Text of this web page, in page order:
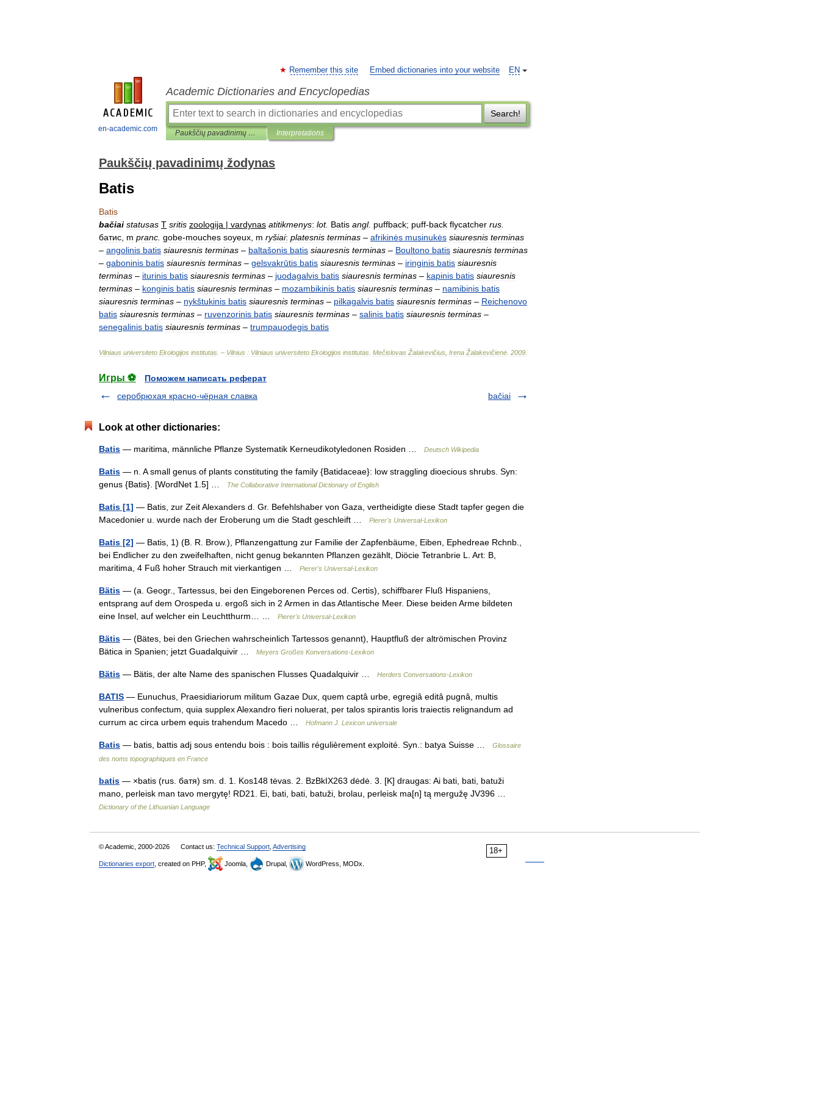
en-academic.com
EN
Remember this site Embed dictionaries into your website
Academic Dictionaries and Encyclopedias
Search!
Paukščių pavadinimų žodynas Interpretations
Paukščių pavadinimų žodynas
Batis
Batis
bačiai statusas T sritis zoologija | vardynas atitikmenys: lot. Batis angl. puffback; puff-back flycatcher rus
батис m pranc gobe-mouches soyeux m ryšiai: platesnis terminas – afrikinės musinukės siauresnis terminas
– angolinis batis siauresnis terminas – baltašonis batis siauresnis terminas – Boultono batis siauresnis terminas
– gaboninis batis siauresnis terminas – gelsvakrūtis batis siauresnis terminas – iringinis batis siauresnis
terminas – iturinis batis siauresnis terminas – juodagalvis batis siauresnis terminas – kapinis batis siauresnis
terminas – konginis batis siauresnis terminas – mozambikinis batis siauresnis terminas – namibinis batis
siauresnis terminas – nykštukinis batis siauresnis terminas – pilkagalvis batis siauresnis terminas – Reichenovo
batis siauresnis terminas – ruvenzorinis batis siauresnis terminas – salinis batis siauresnis terminas –
senegalinis batis siauresnis terminas – trumpauodegis batis
Vilniaus universiteto Ekologijos institutas . – Vilnius : Vilniaus universiteto Ekologijos institutas Mečislovas Žalakevičius Irena Žalakevičienė 2009
Игры ⚽
Поможем написать реферат
серобрюхая красно-чёрная славка
bačiai
Look at other dictionaries:
Batis — maritima, männliche Pflanze Systematik Kerneudikotyledonen Rosiden … Deutsch Wikipedia
Batis — n. A small genus of plants constituting the family {Batidaceae}: low straggling dioecious shrubs. Syn:
genus {Batis}. [WordNet 1.5] …
The Collaborative International Dictionary of English
Batis [1] — Batis, zur Zeit Alexanders d. Gr. Befehlshaber von Gaza, vertheidigte diese Stadt tapfer gegen die
Macedonier u. wurde nach der Eroberung um die Stadt geschleift …
Pierer's Universal-Lexikon
Batis [2] — Batis, 1) (B. R. Brow.), Pflanzengattung zur Familie der Zapfenbäume, Eiben, Ephedreae Rchnb.,
bei Endlicher zu den zweifelhaften, nicht genug bekannten Pflanzen gezählt, Diöcie Tetranbrie L. Art: B,
maritima, 4 Fuß hoher Strauch mit vierkantigen …
Pierer's Universal-Lexikon
Bätis — (a. Geogr., Tartessus, bei den Eingeborenen Perces od. Certis), schiffbarer Fluß Hispaniens,
entsprang auf dem Orospeda u. ergoß sich in 2 Armen in das Atlantische Meer. Diese beiden Arme bildeten
eine Insel, auf welcher ein Leuchtthurm… …
Pierer's Universal-Lexikon
Bätis — (Bätes, bei den Griechen wahrscheinlich Tartessos genannt), Hauptfluß der altrömischen Provinz
Bätica in Spanien; jetzt Guadalquivir …
Meyers Großes Konversations-Lexikon
Bätis — Bätis, der alte Name des spanischen Flusses Quadalquivir … Herders Conversations-Lexikon
BATIS — Eunuchus, Praesidiariorum militum Gazae Dux, quem captâ urbe, egregiâ editâ pugnâ, multis
vulneribus confectum, quia supplex Alexandro fieri noluerat, per talos spirantis loris traiectis relignandum ad
currum ac circa urbem equis trahendum Macedo …
Hofmann J. Lexicon universale
Batis — batis, battis adj sous entendu bois : bois taillis régulièrement exploité. Syn.: batya Suisse …
Glossaire
des noms topographiques en France
batis — ×batis (rus. бaтя) sm. d. 1. Kos148 tėvas. 2. BzBkIX263 dėdė. 3. [K] draugas: Ai bati, bati, batuži
mano, perleisk man tavo mergytę! RD21. Ei, bati, bati, batuži, brolau, perleisk ma[n] tą mergužę JV396 …
Dictionary of the Lithuanian Language
18+
© Academic, 2000-2026 Contact us: Technical Support Advertising
Dictionaries export , created on PHP, Joomla, Drupal, WordPress, MODx.